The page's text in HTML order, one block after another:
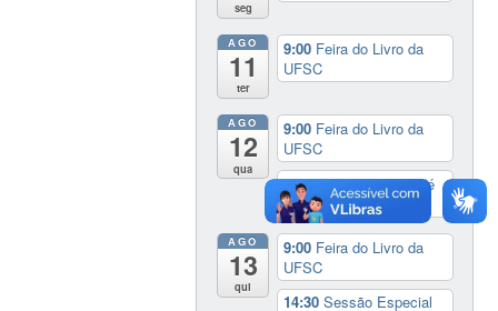
seg
AGO
11
ter
9:00 Feira do Livro da
UFSC
AGO
12
qua
9:00 Feira do Livro da
UFSC
17:003º Prêmio Zahidé
Muzart
AGO
13
qui
9:00 Feira do Livro da
UFSC
14:30Sessão Especial